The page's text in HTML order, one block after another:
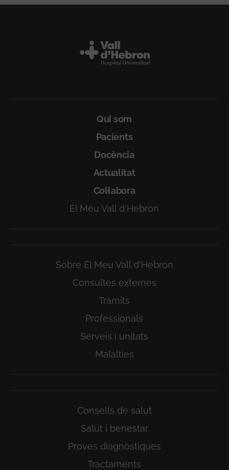
Qui som
Pacients
Docència
Actualitat
Col·labora
El Meu Vall d'Hebron
Sobre El Meu Vall d'Hebron
Consultes externes
Tràmits
Professionals
Serveis i unitats
Malalties
Consells de salut
Salut i benestar
Proves diagnòstiques
Tractaments